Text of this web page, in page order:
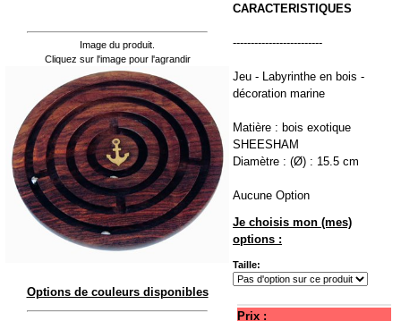
Image du produit.
Cliquez sur l'image pour l'agrandir
Options de couleurs disponibles
CARACTERISTIQUES
-------------------------
Jeu - Labyrinthe en bois -
décoration marine
Matière : bois exotique
SHEESHAM
Diamètre : (Ø) : 15.5 cm
Aucune Option
Je choisis mon (mes)
options :
Taille:
Prix :